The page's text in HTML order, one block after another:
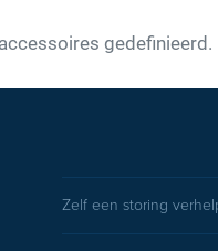
gedefinieerd.
Zelf een storing